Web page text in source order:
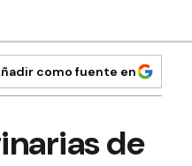
como fuente en
de